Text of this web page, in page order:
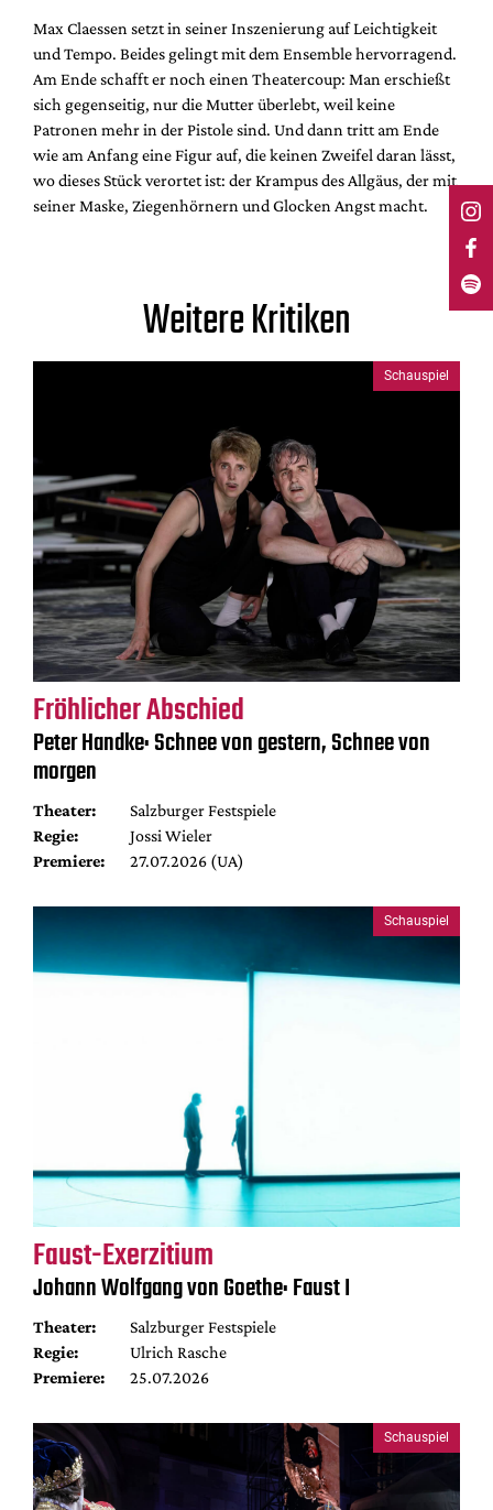
Max Claessen setzt in seiner Inszenierung auf Leichtigkeit
und Tempo. Beides gelingt mit dem Ensemble hervorragend.
Am Ende schafft er noch einen Theatercoup: Man erschießt
sich gegenseitig, nur die Mutter überlebt, weil keine
Patronen mehr in der Pistole sind. Und dann tritt am Ende
wie am Anfang eine Figur auf, die keinen Zweifel daran lässt,
wo dieses Stück verortet ist: der Krampus des Allgäus, der mit
seiner Maske, Ziegenhörnern und Glocken Angst macht.
Weitere Kritiken
Schauspiel
Fröhlicher Abschied
Peter Handke: Schnee von gestern, Schnee von
morgen
Theater:
Salzburger Festspiele
Regie:
Jossi Wieler
Premiere:
27.07.2026 (UA)
Schauspiel
Faust-Exerzitium
Johann Wolfgang von Goethe: Faust I
Theater:
Salzburger Festspiele
Regie:
Ulrich Rasche
Premiere:
25.07.2026
Schauspiel